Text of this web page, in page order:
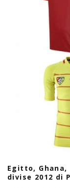
Egitto, Ghana,
divise 2012 di